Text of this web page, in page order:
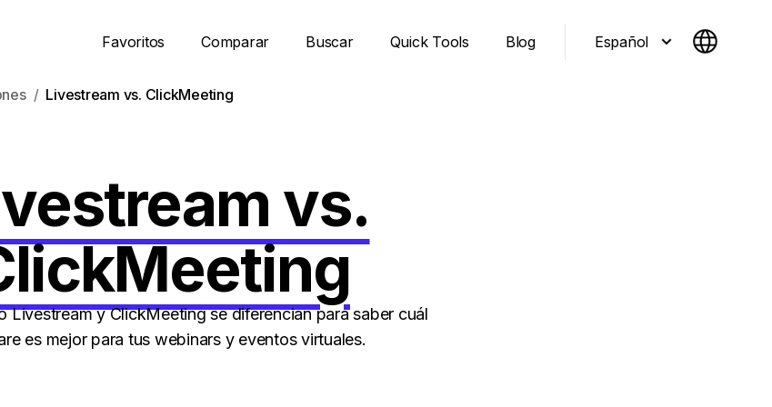
Favoritos Comparar Buscar Quick Tools Blog Español
Livestream vs. ClickMeeting
vs.
Livestream y ClickMeeting se diferencian para saber cuál
es mejor para tus webinars y eventos virtuales.